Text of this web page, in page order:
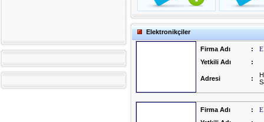
Elektronikçiler
Firma Adı :
Yetkili Adı
:
Adresi :
Firma Adı :